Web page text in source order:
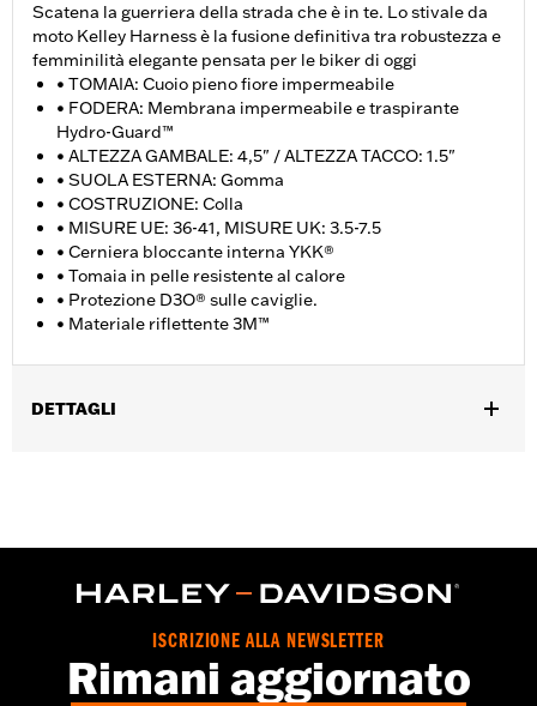
Scatena la guerriera della strada che è in te. Lo stivale da
moto Kelley Harness è la fusione definitiva tra robustezza e
femminilità elegante pensata per le biker di oggi
• TOMAIA: Cuoio pieno fiore impermeabile
• FODERA: Membrana impermeabile e traspirante
Hydro-Guard™
• ALTEZZA GAMBALE: 4,5" / ALTEZZA TACCO: 1.5"
• SUOLA ESTERNA: Gomma
• COSTRUZIONE: Colla
• MISURE UE: 36-41, MISURE UK: 3.5-7.5
• Cerniera bloccante interna YKK®
• Tomaia in pelle resistente al calore
• Protezione D3O® sulle caviglie.
• Materiale riflettente 3M™
DETTAGLI
complete
Origine: Importata
ISCRIZIONE ALLA NEWSLETTER
Rimani aggiornato